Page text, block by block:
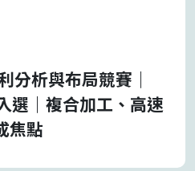
分析與布局競賽｜
選｜複合加工、高速
焦點